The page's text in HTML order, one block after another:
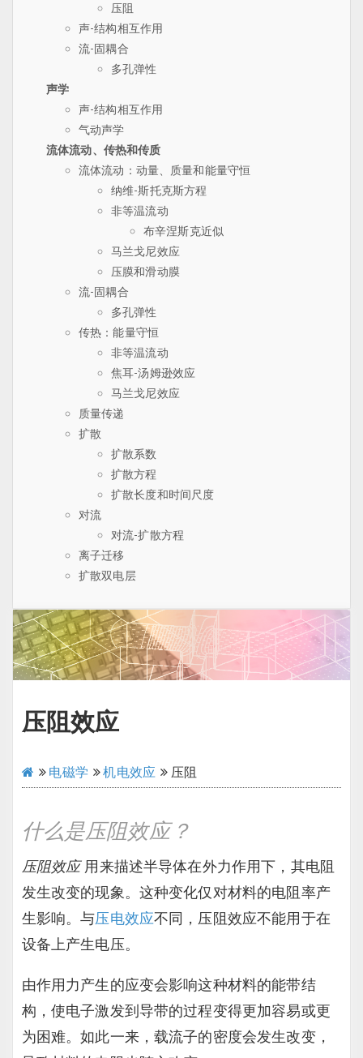
压阻
声-结构相互作用
流-固耦合
多孔弹性
声学
声-结构相互作用
气动声学
流体流动、传热和传质
流体流动：动量、质量和能量守恒
纳维-斯托克斯方程
非等温流动
布辛涅斯克近似
马兰戈尼效应
压膜和滑动膜
流-固耦合
多孔弹性
传热：能量守恒
非等温流动
焦耳-汤姆逊效应
马兰戈尼效应
质量传递
扩散
扩散系数
扩散方程
扩散长度和时间尺度
对流
对流-扩散方程
离子迁移
扩散双电层
压阻效应
电磁学 机电效应 压阻
什么是压阻效应？
压阻效应用来描述半导体在外力作用下，其电阻
发生改变的现象。这种变化仅对材料的电阻率产
生影响。与压电效应不同，压阻效应不能用于在
设备上产生电压。
由作用力产生的应变会影响这种材料的能带结
构，使电子激发到导带的过程变得更加容易或更
为困难。如此一来，载流子的密度会发生改变，